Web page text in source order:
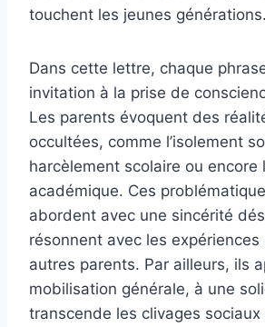
touchent les jeunes générations.
Dans cette lettre, chaque
invitation à la prise de
Les parents évoquent des
occultées, comme l’isolement
harcèlement scolaire ou encore
académique. Ces
abordent avec une sincérité
résonnent avec les
autres parents. Par ailleurs, ils
mobilisation générale, à une
transcende les clivages